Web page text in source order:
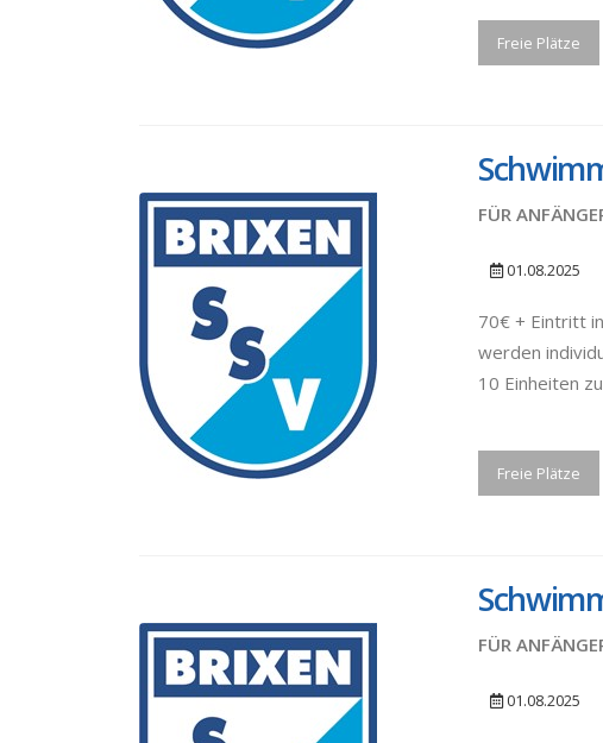
Freie Plätze
FÜR
01.08.2025
70€ + Eintritt
werden
10 Einheiten
Freie Plätze
FÜR
01.08.2025